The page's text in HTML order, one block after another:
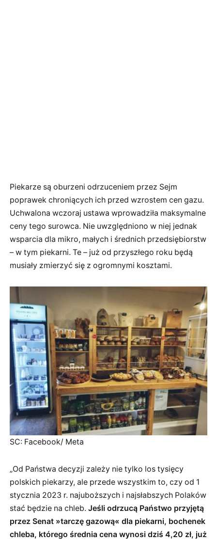
Piekarze są oburzeni odrzuceniem przez Sejm
poprawek chroniących ich przed wzrostem cen gazu.
Uchwalona wczoraj ustawa wprowadziła maksymalne
ceny tego surowca. Nie uwzględniono w niej jednak
wsparcia dla mikro, małych i średnich przedsiębiorstw
– w tym piekarni. Te – już od przyszłego roku będą
musiały zmierzyć się z ogromnymi kosztami.
SC: Facebook/ Meta
„Od Państwa decyzji zależy nie tylko los tysięcy
polskich piekarzy, ale przede wszystkim to, czy od 1
stycznia 2023 r. najuboższych i najsłabszych Polaków
stać będzie na chleb. Jeśli odrzucą Państwo przyjętą
przez Senat »tarczę gazową« dla piekarni, bochenek
chleba, którego średnia cena wynosi dziś 4,20 zł, już